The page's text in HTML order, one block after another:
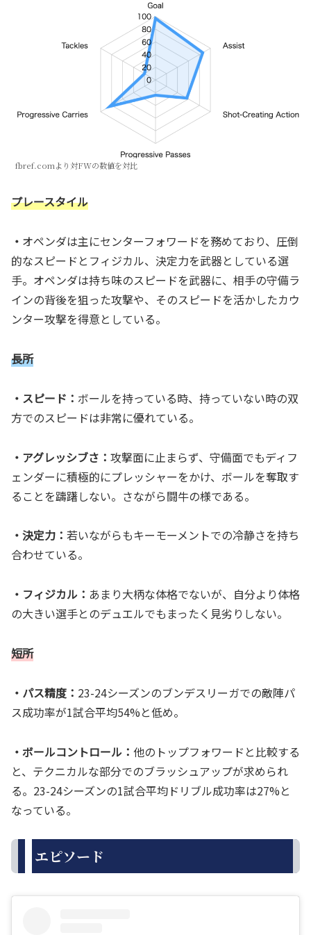
fbref.comより対FWの数値を対比
プレースタイル
・ オペンダは主にセンターフォワードを務めており、圧倒
的なスピードとフィジカル、決定力を武器としている選
手。オペンダは持ち味のスピードを武器に、相手の守備ラ
インの背後を狙った攻撃や、そのスピードを活かしたカウ
ンター攻撃を得意としている。
長所
・スピード： ボールを持っている時、持っていない時の双
方でのスピードは非常に優れている。
・アグレッシブさ： 攻撃面に止まらず、守備面でもディフ
ェンダーに積極的にプレッシャーをかけ、ボールを奪取す
ることを躊躇しない。さながら闘牛の様である。
・決定力： 若いながらもキーモーメントでの冷静さを持ち
合わせている。
・フィジカル： あまり大柄な体格でないが、自分より体格
の大きい選手とのデュエルでもまったく見劣りしない。
短所
・パス精度： 23-24シーズンのブンデスリーガでの敵陣パ
ス成功率が1試合平均54%と低め。
・ボールコントロール： 他のトップフォワードと比較する
と、テクニカルな部分でのブラッシュアップが求められ
る。23-24シーズンの1試合平均ドリブル成功率は27%と
なっている。
エピソード